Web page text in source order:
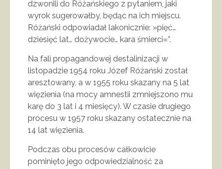
dzwonili do Różańskiego z pytaniem, jaki
wyrok sugerowałby, będąc na ich miejscu.
Różański odpowiadał lakonicznie: »pięć…
dziesięć lat… dożywocie… kara śmierci«”.
Na fali propagandowej destalinizacji w
listopadzie 1954 roku Józef Różański został
aresztowany, a w 1955 roku skazany na 5 lat
więzienia (na mocy amnestii zmniejszono mu
karę do 3 lat i 4 miesięcy). W czasie drugiego
procesu w 1957 roku skazany ostatecznie na
14 lat więzienia.
Podczas obu procesów całkowicie
pominięto jego odpowiedzialność za